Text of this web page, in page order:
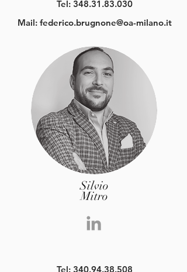
Tel: 348.31.83.030
Mail: federico.brugnone@oa-milano.it
Silvio
Mitro
Tel: 340.94.38.508